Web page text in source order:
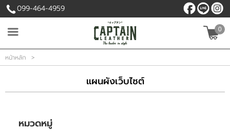
เข้าสู่ระบบ สมัครสมาชิก
สินค้าที่สนใจ
( 0 )
หน้าหลัก
099-464-4959
0
หน้าหลัก >
แผนผังเว็บไซต์
หมวดหมู่